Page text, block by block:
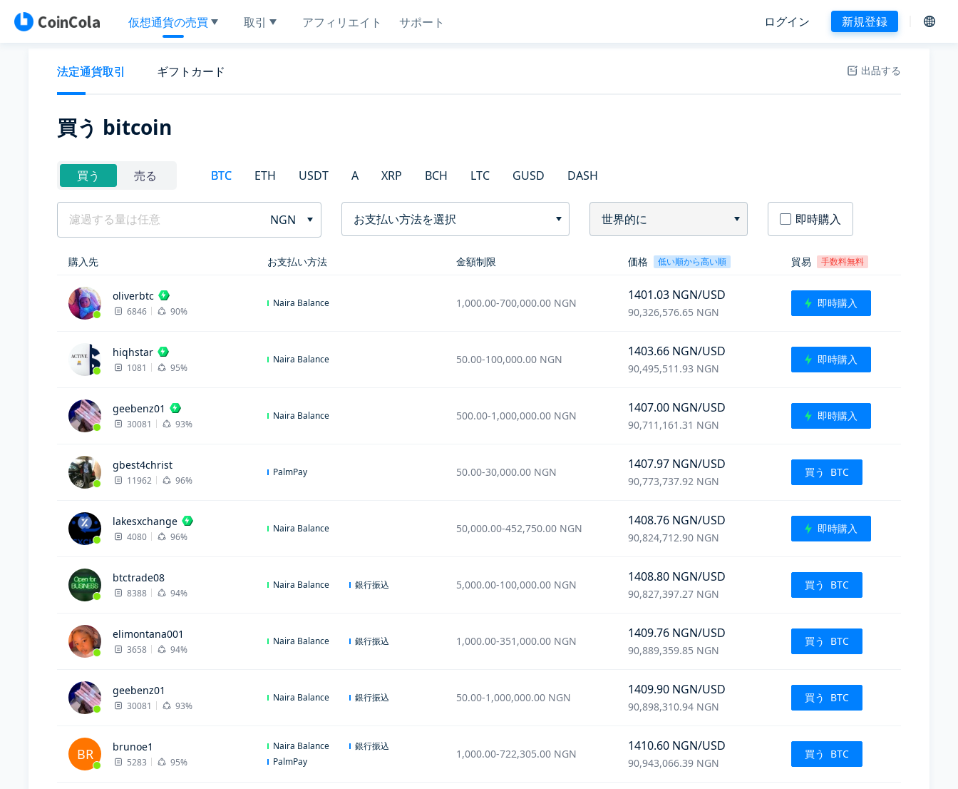
仮想通貨の売買 取引 アフィリエイト サポート ログイン 新規登録
法定通貨取引 ギフトカード 出品する
買う bitcoin
買う 売る BTC ETH USDT A XRP BCH LTC GUSD DASH
NGN お支払い方法を選択 世界的に 即時購入
購入先 お支払い方法 金額制限 価格 低い順から高い順 貿易 手数料無料
oliverbtc
6846 90%
Naira Balance 1,000.00-700,000.00 NGN
1401.03 NGN/USD
90,326,576.65 NGN
即時購入
hiqhstar
1081 95%
Naira Balance 50.00-100,000.00 NGN
1403.66 NGN/USD
90,495,511.93 NGN
即時購入
geebenz01
30081 93%
Naira Balance 500.00-1,000,000.00 NGN
1407.00 NGN/USD
90,711,161.31 NGN
即時購入
gbest4christ
11962 96%
PalmPay 50.00-30,000.00 NGN
1407.97 NGN/USD
90,773,737.92 NGN
買う BTC
lakesxchange
4080 96%
Naira Balance 50,000.00-452,750.00 NGN
1408.76 NGN/USD
90,824,712.90 NGN
即時購入
btctrade08
8388 94%
Naira Balance 銀行振込 5,000.00-100,000.00 NGN
1408.80 NGN/USD
90,827,397.27 NGN
買う BTC
elimontana001
3658 94%
Naira Balance 銀行振込 1,000.00-351,000.00 NGN
1409.76 NGN/USD
90,889,359.85 NGN
買う BTC
geebenz01
30081 93%
Naira Balance 銀行振込 50.00-1,000,000.00 NGN
1409.90 NGN/USD
90,898,310.94 NGN
買う BTC
BR brunoe1
5283 95%
Naira Balance
銀行振込
PalmPay
1,000.00-722,305.00 NGN
1410.60 NGN/USD
90,943,066.39 NGN
買う BTC